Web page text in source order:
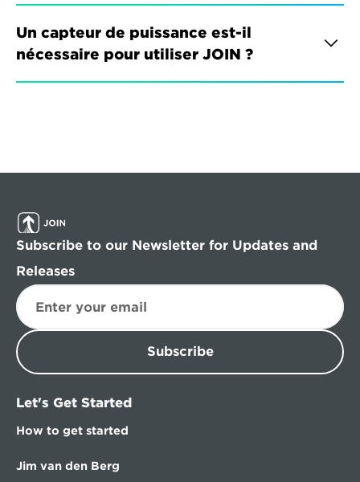
Un capteur de puissance est-il
nécessaire pour utiliser JOIN ?
Subscribe to our Newsletter for Updates and
Releases
Subscribe
Let's Get Started
How to get started
Jim van den Berg